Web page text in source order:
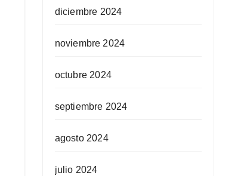
diciembre 2024
noviembre 2024
octubre 2024
septiembre 2024
agosto 2024
julio 2024